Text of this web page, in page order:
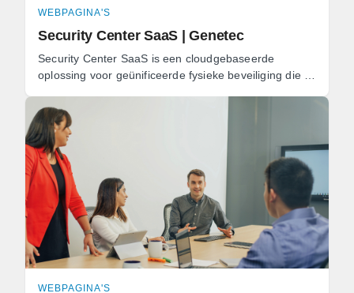
WEBPAGINA'S
Security Center SaaS | Genetec
Security Center SaaS is een cloudgebaseerde
oplossing voor geünificeerde fysieke beveiliging die al
en ...
WEBPAGINA'S